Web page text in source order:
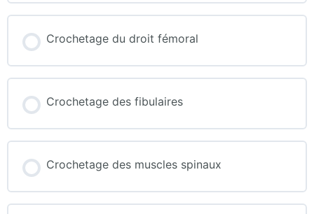
Crochetage du droit fémoral
Crochetage des fibulaires
Crochetage des muscles spinaux